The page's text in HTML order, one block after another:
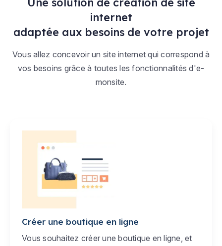
internet
adaptée aux besoins de votre projet
Vous allez concevoir un site internet qui correspond à
vos besoins grâce à toutes les fonctionnalités d'e-
monsite.
Créer une boutique en ligne
Vous souhaitez créer une boutique en ligne, et